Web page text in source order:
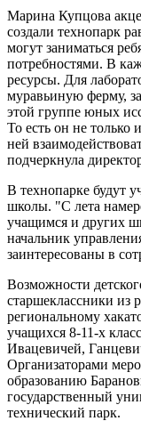
Марина Купцова
создали технопарк
могут заниматься
потребностями. В
ресурсы. Для
муравьиную ферму,
этой группе юных
То есть он не только
ней
подчеркнула
В технопарке будут
школы. "С лета
учащимся и других
начальник
заинтересованы в
Возможности
старшеклассники из
региональному
учащихся 8-11-х
Ивацевичей,
Организаторами
образованию
государственный
технический парк.